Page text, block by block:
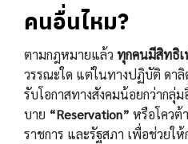
คนอื่นไหม?
ตามกฎหมายแล้ว ทุกคนมีสิทธิเ
วรรณะใด แต่ในทางปฏิบัติ ดา
รับโอกาสทางสังคมน้อยกว่ากลุ่
บาย “Reservation” หรือโควต้
ราชการ และรัฐสภา เพื่อช่วยใ